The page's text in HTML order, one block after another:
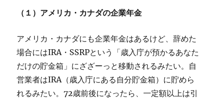
（１）アメリカ・カナダの企業年金
アメリカ・カナダにも企業年金はあるけど、辞めた
場合にはIRA・SSRPという「歳入庁が預かるあなた
だけの貯金箱」にざざーっと移動されるみたい。自
営業者はIRA（歳入庁にある自分貯金箱）に貯めら
れるみたい。72歳前後になったら、一定額以上は引